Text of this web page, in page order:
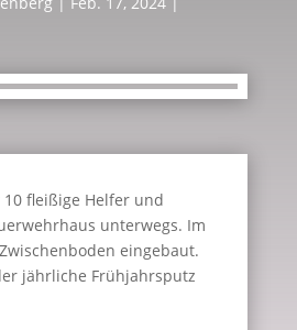
fleißige Helfer und
unterwegs. Im
eingebaut.
jährliche Frühjahrsputz